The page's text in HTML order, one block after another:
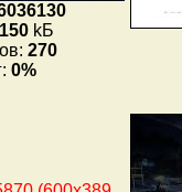
150kБ
270
0%